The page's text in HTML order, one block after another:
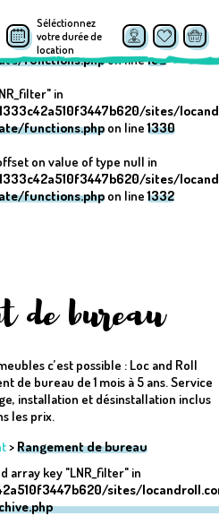
in
sites/
functions.phpon line152
in
sites/
functions.php on line1330
on value of type null in
sites/
functions.php on line1332
Séléctionnez
votre durée de
location
de bureau
c’est possible : Loc and Roll
de bureau de 1 mois à 5 ans. Service
installation et désinstallation inclus
les prix.
>Rangement de bureau
array key "LNR_filter" in
sites/